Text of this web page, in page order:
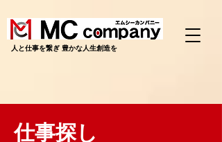
​人と仕事を繋ぎ 豊かな人生創造を
仕事探し